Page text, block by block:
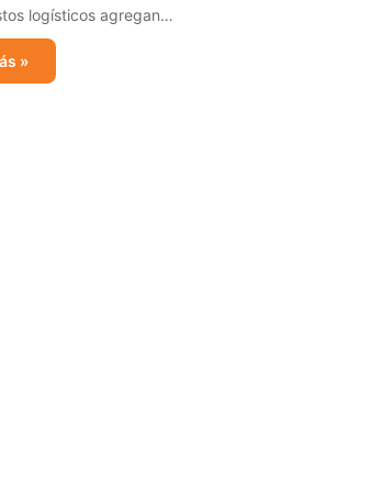
logísticos agregan…
»